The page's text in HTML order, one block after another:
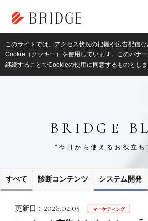
トップページ ブリッジブログ マーケティ
このサイトでは、アクセス状況の把握や広告配信
Cookie（クッキー）を使用しています。このバナ
継続することでCookieの使用に同意するものとしま
BRIDGE
"今日から使えるお役立ち
すべて 診断コンテンツ システム開発
更新日： 2026.04.05 マーケティング